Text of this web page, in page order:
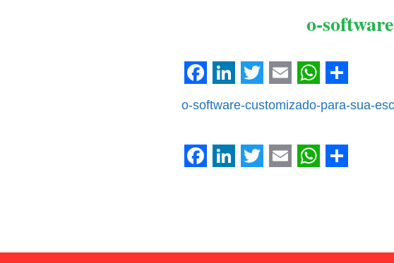
o-
Facebook
LinkedIn
Twitter
EmailShare
o-software-customizado-para-sua-